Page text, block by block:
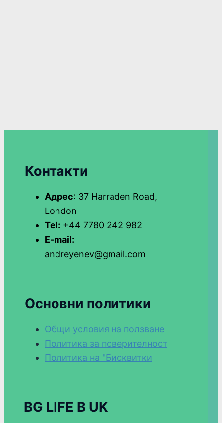
Контакти
Адрес: 37 Harraden Road,
London
Tel: +44 7780 242 982
E-mail:
andreyenev@gmail.com
Основни политики
Общи условия на ползване
Политика за поверителност
Политика на "Бисквитки
BG LIFE В UK